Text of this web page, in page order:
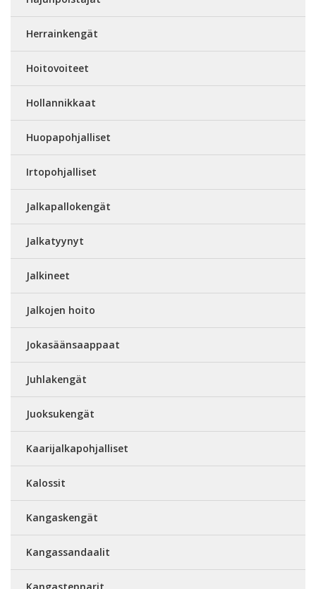
Herrainkengät
Hoitovoiteet
Hollannikkaat
Huopapohjalliset
Irtopohjalliset
Jalkapallokengät
Jalkatyynyt
Jalkineet
Jalkojen hoito
Jokasäänsaappaat
Juhlakengät
Juoksukengät
Kaarijalkapohjalliset
Kalossit
Kangaskengät
Kangassandaalit